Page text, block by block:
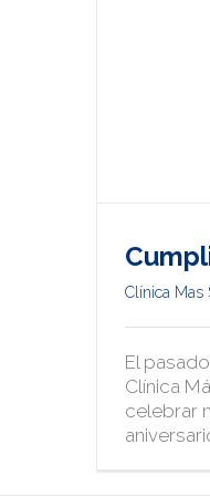
Clínica Mas
El
Clínica
celebrar
Málaga,
Teléfono: